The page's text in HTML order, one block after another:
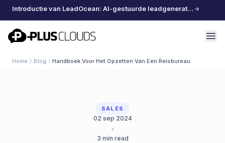
Introductie van LeadOcean: AI-gestuurde leadgeneratie, samengestelde data, moeiteloos schalen
PlusClouds
Home Blog Handboek Voor Het Opzetten Van Een Reisbureau
SALES
02 sep 2024
•
3 min read